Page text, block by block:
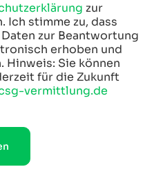
*
zur
Ich stimme zu, dass
zur Beantwortung
erhoben und
Sie können
für die Zukunft
vermittlung.de